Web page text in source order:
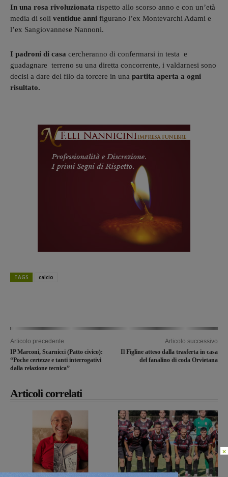
In una rosa rivoluzionata rispetto allo scorso anno e con un’età
media di soli ventidue anni figurano l’ex Montevarchi Adami e
l’ex Sangiovannese Nannoni.
I padroni di casa cercheranno di confermarsi in testa e
guadagnare terreno su una diretta concorrente, i valdarnesi sono
decisi a dare del filo da torcere in una partita aperta a ogni
risultato.
TAGS calcio
Articolo precedente
IP Marconi, Scarnicci (Patto civico):
“Poche certezze e tanti interrogativi
dalla relazione tecnica”
Articolo successivo
Il Figline atteso dalla trasferta in casa
del fanalino di coda Orvietana
Articoli correlati
×